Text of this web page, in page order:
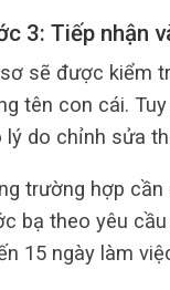
3: Tiếp nhận
sẽ được kiểm
tên con cái.
lý do chỉnh sửa
trường hợp
bạ theo yêu
15 ngày làm